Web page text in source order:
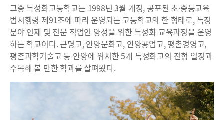
그중 특성화고등학교는 1998년 3월 개정, 공포된 초·중등교육
법시행령 제91조에 따라 운영되는 고등학교의 한 형태로, 특정
분야 인재 및 전문 직업인 양성을 위한 특성화 교육과정을 운영
하는 학교이다. 근명고, 안양문화고, 안양공업고, 평촌경영고,
평촌과학기술고 등 안양에 위치한 5개 특성화고의 전형 일정과
주목해 볼 만한 학과를 살펴봤다.